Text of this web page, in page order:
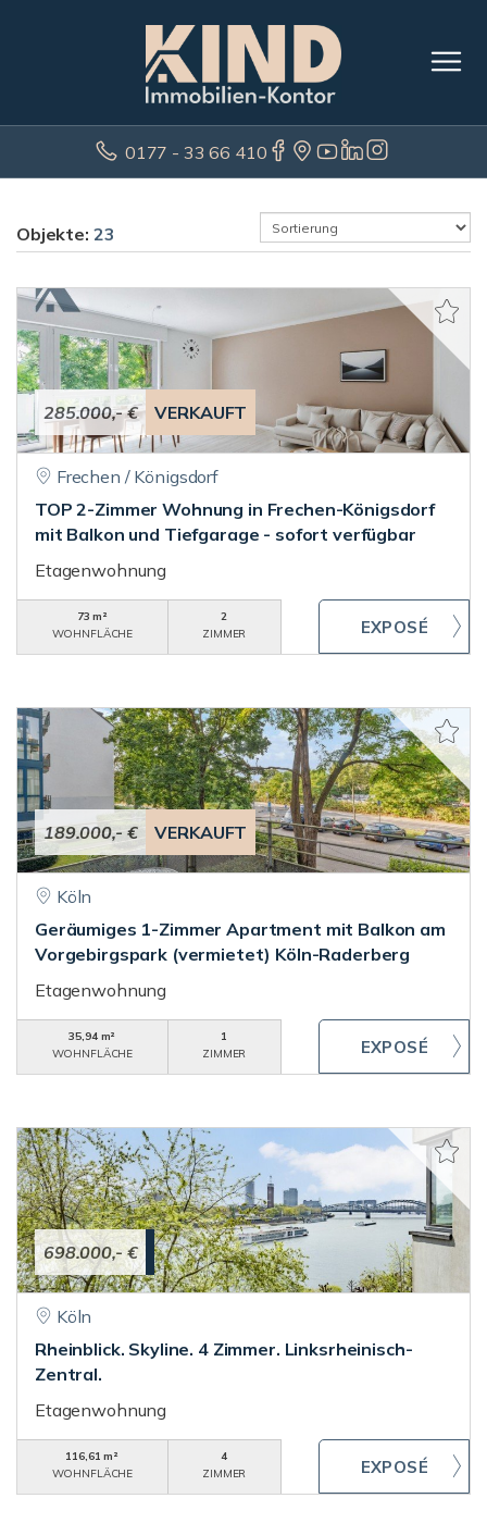
0177 - 33 66 410
Objekte: 23
285.000,- € VERKAUFT
Frechen / Königsdorf
TOP 2-Zimmer Wohnung in Frechen-Königsdorf
mit Balkon und Tiefgarage - sofort verfügbar
Etagenwohnung
73 m²
WOHNFLÄCHE
2
ZIMMER
189.000,- € VERKAUFT
Köln
Geräumiges 1-Zimmer Apartment mit Balkon am
Vorgebirgspark (vermietet) Köln-Raderberg
Etagenwohnung
35,94 m²
WOHNFLÄCHE
1
ZIMMER
698.000,- €
Köln
Rheinblick. Skyline. 4 Zimmer. Linksrheinisch-
Zentral.
Etagenwohnung
116,61 m²
WOHNFLÄCHE
4
ZIMMER